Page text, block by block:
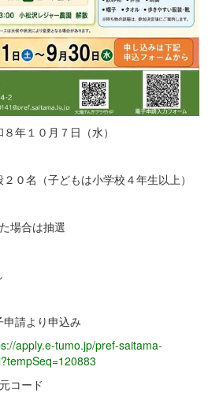
０月７日（水）
（子どもは小学校４年生以上）
場合は抽選
より申込み
apply.e-tumo.jp/pref-saitama-
ド